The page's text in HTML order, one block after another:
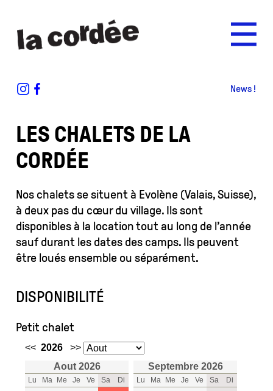
Accueil
L'association
Camps
Photos
Chalets / Location
Description des chalets
Blog
Accès et contact
Mentions légales
News !
Les inscriptions pour le camp d'octobre
(Grimpe à Saou) sont ouvertes.
LES CHALETS DE LA
CORDÉE
Nos chalets se situent à Evolène (Valais, Suisse),
à deux pas du cœur du village. Ils sont
disponibles à la location tout au long de l’année
sauf durant les dates des camps. Ils peuvent
être loués ensemble ou séparément.
DISPONIBILITÉ
Petit chalet